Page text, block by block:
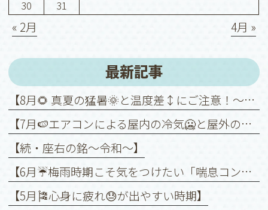
30
31
« 2月 4月 »
最新記事
【8月🌻 真夏の猛暑🌞と温度差↕️にご注意！～喘息を悪化させないために～】
【7月🍉エアコンによる屋内の冷気🥶と屋外の暑さ🥵との温度差↕️に注意！】
【続・座右の銘〜令和〜】
【6月☔️梅雨時期こそ気をつけたい「喘息コントロール」】
【5月🎏心身に疲れ😓が出やすい時期】